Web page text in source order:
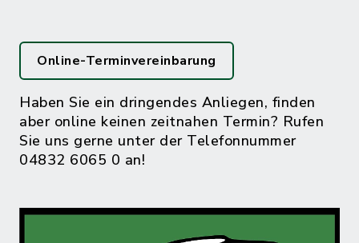
Online-Terminvereinbarung
Haben Sie ein dringendes Anliegen, finden
aber online keinen zeitnahen Termin? Rufen
Sie uns gerne unter der Telefonnummer
04832 6065 0 an!